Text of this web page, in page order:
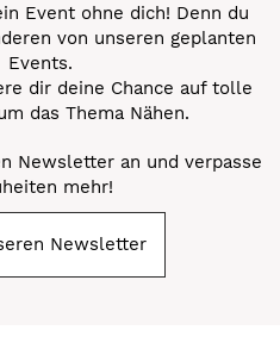
Event ohne dich! Denn du
von unseren geplanten
Events.
dir deine Chance auf tolle
das Thema Nähen.
Newsletter an und verpasse
mehr!
Newsletter